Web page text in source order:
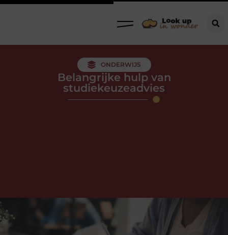
ONDERWIJS
Belangrijke hulp van
studiekeuzeadvies